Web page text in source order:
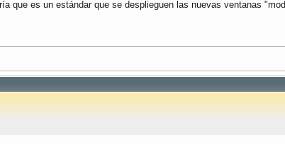
que es un estándar que se desplieguen las nuevas ventanas